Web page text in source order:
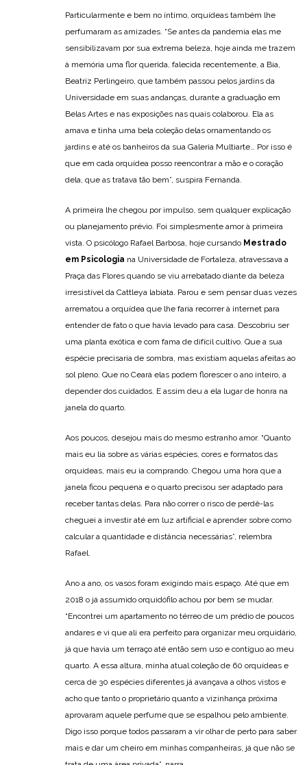
Particularmente e bem no íntimo, orquídeas também lhe
perfumaram as amizades. “Se antes da pandemia elas me
sensibilizavam por sua extrema beleza, hoje ainda me trazem
à memória uma flor querida, falecida recentemente, a Bia,
Beatriz Perlingeiro, que também passou pelos jardins da
Universidade em suas andanças, durante a graduação em
Belas Artes e nas exposições nas quais colaborou. Ela as
amava e tinha uma bela coleção delas ornamentando os
jardins e até os banheiros da sua Galeria Multiarte… Por isso é
que em cada orquídea posso reencontrar a mão e o coração
dela, que as tratava tão bem”, suspira Fernanda.
A primeira lhe chegou por impulso, sem qualquer explicação
ou planejamento prévio. Foi simplesmente amor à primeira
vista. O psicólogo Rafael Barbosa, hoje cursando Mestrado
em Psicologia na Universidade de Fortaleza, atravessava a
Praça das Flores quando se viu arrebatado diante da beleza
irresistível da Cattleya labiata. Parou e sem pensar duas vezes
arrematou a orquídea que lhe faria recorrer à internet para
entender de fato o que havia levado para casa. Descobriu ser
uma planta exótica e com fama de difícil cultivo. Que a sua
espécie precisaria de sombra, mas existiam aquelas afeitas ao
sol pleno. Que no Ceará elas podem florescer o ano inteiro, a
depender dos cuidados. E assim deu a ela lugar de honra na
janela do quarto.
Aos poucos, desejou mais do mesmo estranho amor. “Quanto
mais eu lia sobre as várias espécies, cores e formatos das
orquídeas, mais eu ia comprando. Chegou uma hora que a
janela ficou pequena e o quarto precisou ser adaptado para
receber tantas delas. Para não correr o risco de perdê-las
cheguei a investir até em luz artificial e aprender sobre como
calcular a quantidade e distância necessárias”, relembra
Rafael.
Ano a ano, os vasos foram exigindo mais espaço. Até que em
2018 o já assumido orquidófilo achou por bem se mudar.
“Encontrei um apartamento no térreo de um prédio de poucos
andares e vi que ali era perfeito para organizar meu orquidário,
já que havia um terraço até então sem uso e contíguo ao meu
quarto. A essa altura, minha atual coleção de 60 orquídeas e
cerca de 30 espécies diferentes já avançava a olhos vistos e
acho que tanto o proprietário quanto a vizinhança próxima
aprovaram aquele perfume que se espalhou pelo ambiente.
Digo isso porque todos passaram a vir olhar de perto para saber
mais e dar um cheiro em minhas companheiras, já que não se